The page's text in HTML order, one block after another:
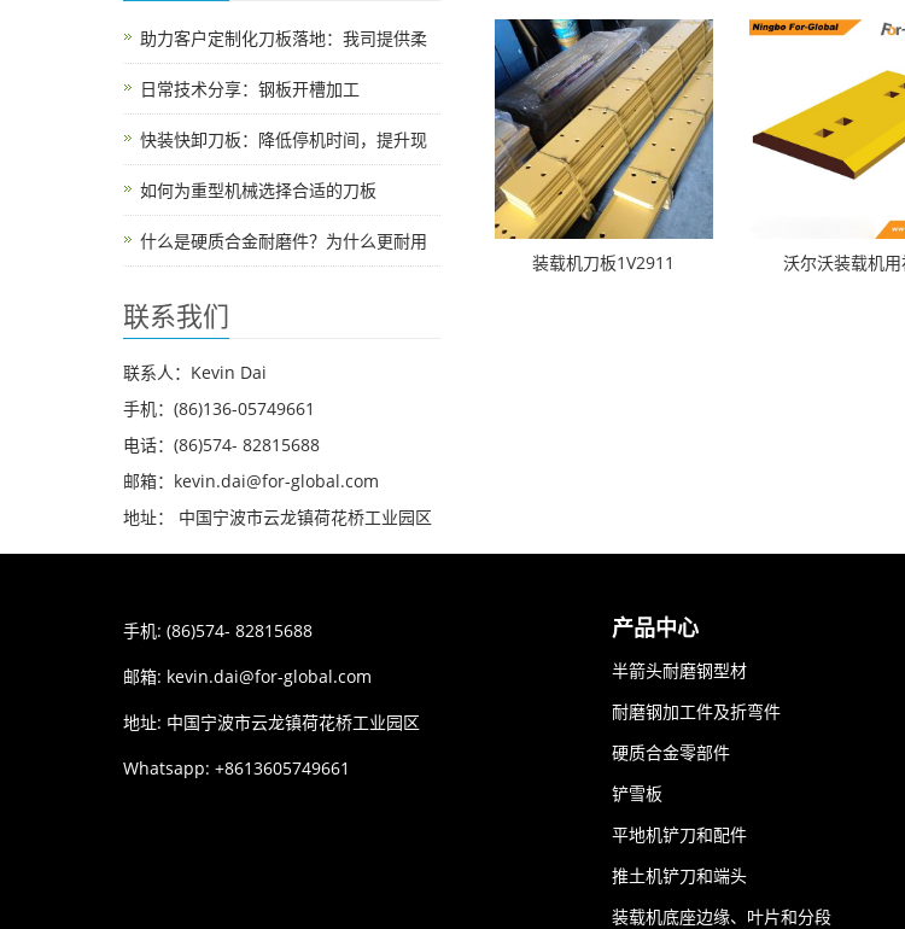
装载机刀板1V2911 沃尔沃装载机用
助力客户定制化刀板落地：我司提供柔
日常技术分享：钢板开槽加工
快装快卸刀板：降低停机时间，提升现
如何为重型机械选择合适的刀板
什么是硬质合金耐磨件？为什么更耐用
联系我们
联系人：Kevin Dai
手机：(86)136-05749661
电话：(86)574- 82815688
邮箱：kevin.dai@for-global.com
地址： 中国宁波市云龙镇荷花桥工业园区
手机: (86)574- 82815688
邮箱: kevin.dai@for-global.com
地址: 中国宁波市云龙镇荷花桥工业园区
Whatsapp: +8613605749661
产品中心
半箭头耐磨钢型材
耐磨钢加工件及折弯件
硬质合金零部件
铲雪板
平地机铲刀和配件
推土机铲刀和端头
装载机底座边缘、叶片和分段